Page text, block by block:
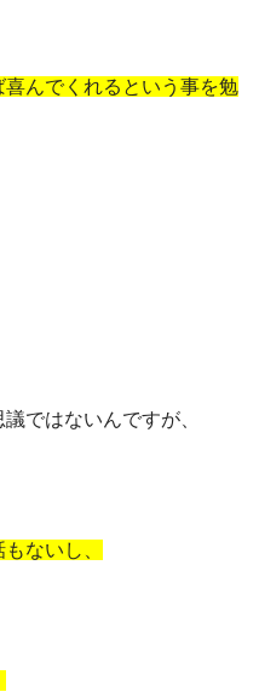
んでくれるという事を勉
ではないんですが、
ないし、